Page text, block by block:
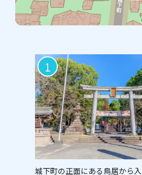
1
城下町の正面にある鳥居から入